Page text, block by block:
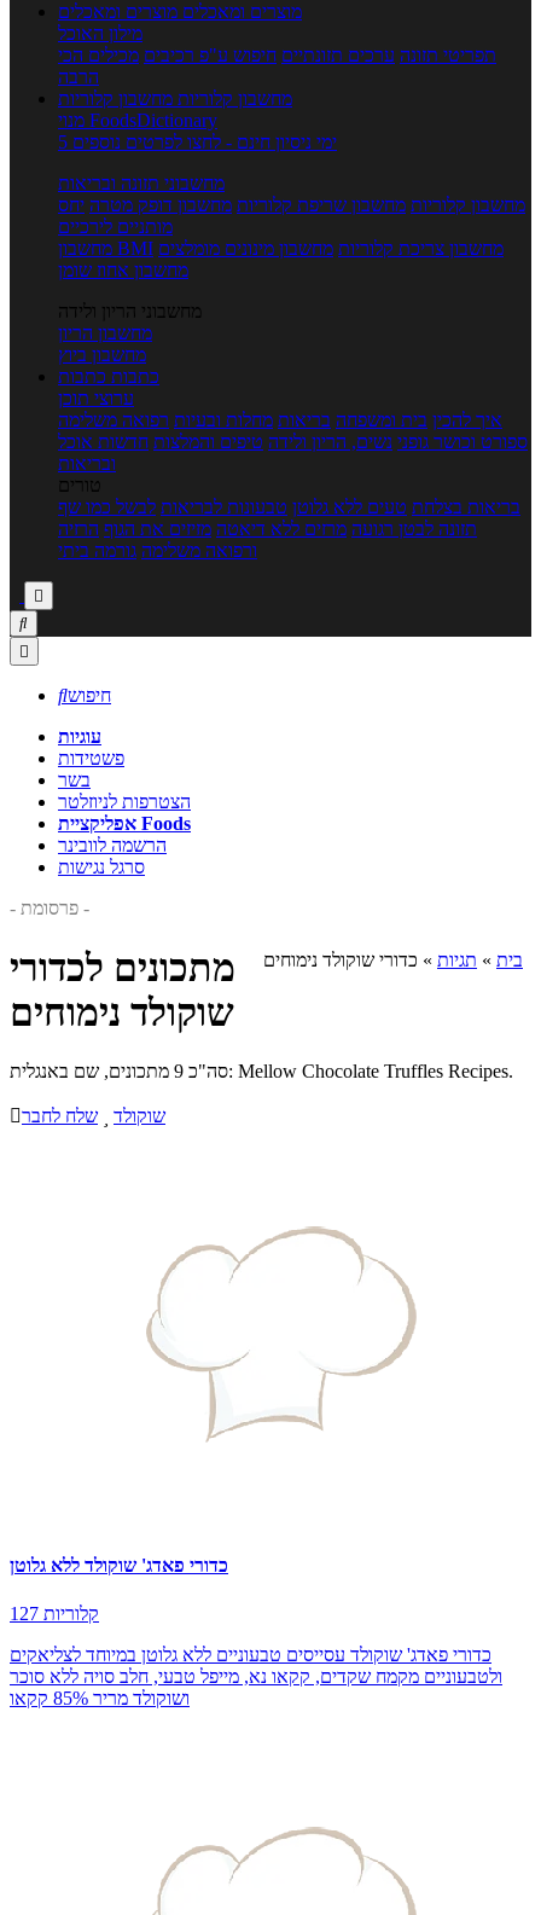
מוצרים ומאכלים מוצרים ומאכלים
מילון האוכל
תפריטי תזונה ערכים תזונתיים חיפוש ע"פ רכיבים מכילים הכי
הרבה
מחשבון קלוריות מחשבון קלוריות
מנוי FoodsDictionary
5 ימי ניסיון חינם - לחצו לפרטים נוספים
מחשבוני תזונה ובריאות
מחשבון קלוריות מחשבון שריפת קלוריות מחשבון דופק מטרה יחס
מותניים לירכיים
מחשבון BMI
מחשבון צריכת קלוריות מחשבון מינונים מומלצים
מחשבון אחוז שומן
מחשבוני הריון ולידה
מחשבון הריון
מחשבון ביוץ
כתבות כתבות
ערוצי תוכן
איך להכין בית ומשפחה בריאות מחלות ובעיות רפואה משלימה
ספורט וכושר גופני נשים, הריון ולידה טיפים והמלצות חדשות אוכל
ובריאות
טורים
בריאות בצלחת טעים ללא גלוטן טבעונות לבריאות לבשל כמו שף
תזונה לבטן רגועה מרזים ללא דיאטה מזיזים את הגוף הרזיה
ורפואה משלימה גורמה ביתי



חיפוש
עוגיות
פשטידות
בשר
הצטרפות לניוזלטר
אפליקציית Foods
הרשמה לוובינר
סרגל נגישות
- פרסומת -
בית » תגיות » כדורי שוקולד נימוחים
מתכונים לכדורי
שוקולד נימוחים
סה"כ 9 מתכונים, שם באנגלית: Mellow Chocolate Truffles Recipes.
שלח לחבר שוקולד
כדורי פאדג' שוקולד ללא גלוטן
127 קלוריות
כדורי פאדג' שוקולד עסייסים טבעוניים ללא גלוטן במיוחד לצליאקים
ולטבעוניים מקמח שקדים, קקאו נא, מייפל טבעי, חלב סויה ללא סוכר
ושוקולד מריר 85% קקאו